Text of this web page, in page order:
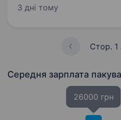
якісну питну воду прямо
3 дні тому
Стор. 1
Середня зарплата
26000 грн